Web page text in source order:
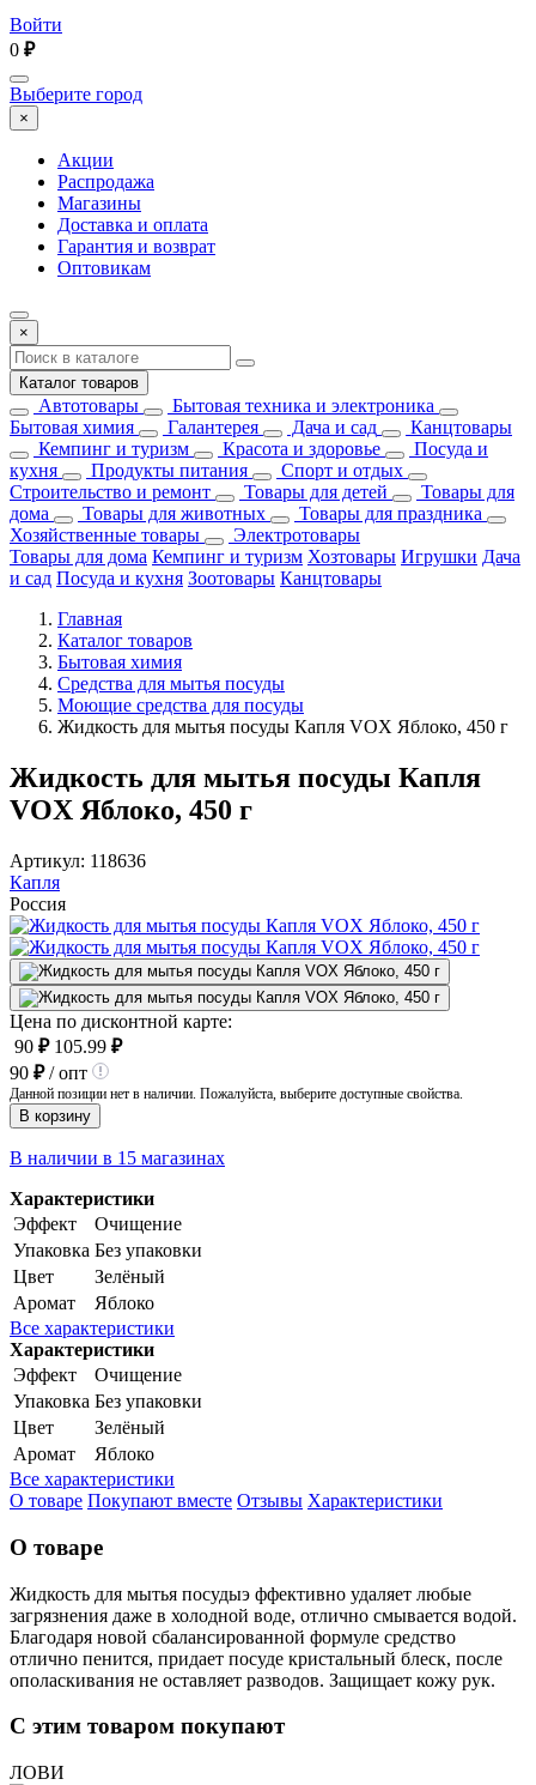
Войти
0 ₽
Выберите город
×
Акции
Распродажа
Магазины
Доставка и оплата
Гарантия и возврат
Оптовикам
×
Каталог товаров
Автотовары
Бытовая техника и электроника
Бытовая химия
Галантерея Дача и сад
Канцтовары
Кемпинг и туризм
Красота и здоровье
Посуда и
кухня
Продукты питания
Спорт и отдых
Строительство и ремонт
Товары для детей
Товары для
дома
Товары для животных
Товары для праздника
Хозяйственные товары
Электротовары
Товары для дома Кемпинг и туризм Хозтовары Игрушки Дача
и сад Посуда и кухня Зоотовары Канцтовары
Главная
Каталог товаров
Бытовая химия
Средства для мытья посуды
Моющие средства для посуды
Жидкость для мытья посуды Капля VOX Яблоко, 450 г
Жидкость для мытья посуды Капля
VOX Яблоко, 450 г
Артикул: 118636
Капля
Россия
Цена по дисконтной карте:
90 ₽ 105.99 ₽
90 ₽/ опт
Данной позиции нет в наличии. Пожалуйста, выберите доступные свойства.
В корзину
В наличии в 15 магазинах
Характеристики
Эффект
Очищение
Упаковка Без упаковки
Цвет
Зелёный
Аромат
Яблоко
Все характеристики
Характеристики
Эффект
Очищение
Упаковка Без упаковки
Цвет
Зелёный
Аромат
Яблоко
Все характеристики
О товаре Покупают вместе Отзывы Характеристики
О товаре
Жидкость для мытья посудыэ ффективно удаляет любые
загрязнения даже в холодной воде, отлично смывается водой.
Благодаря новой сбалансированной формуле средство
отлично пенится, придает посуде кристальный блеск, после
ополаскивания не оставляет разводов. Защищает кожу рук.
С этим товаром покупают
ЛОВИ